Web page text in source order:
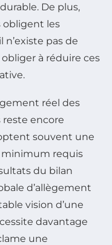
De plus,
obligent les
n’existe pas de
à réduire ces
réel des
encore
souvent une
minimum requis
du bilan
d’allègement
vision d’une
davantage
une